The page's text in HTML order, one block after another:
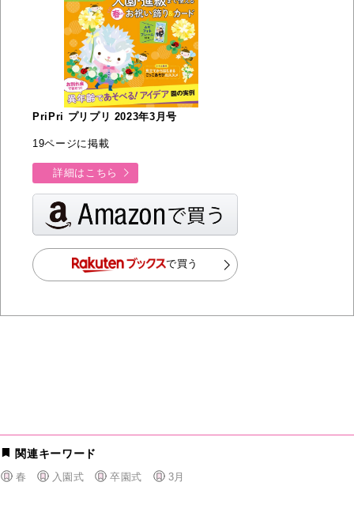
PriPri プリプリ 2023年3月号
19ページに掲載
詳細はこちら
で買う
関連キーワード
春 入園式 卒園式 3月